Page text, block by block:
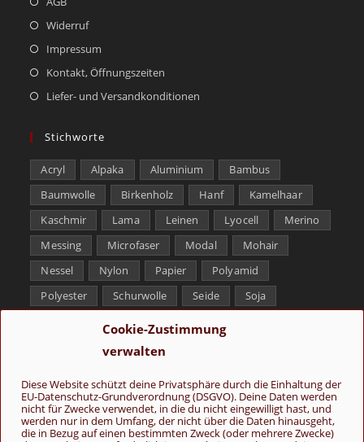
Cookie-Zustimmung
verwalten
Diese Website schützt deine Privatsphäre durch die Einhaltung der
EU-Datenschutz-Grundverordnung (DSGVO). Deine Daten werden
nicht für Zwecke verwendet, in die du nicht eingewilligt hast, und
werden nur in dem Umfang, der nicht über die Daten hinausgeht,
die in Bezug auf einen bestimmten Zweck (oder mehrere Zwecke)
Widerruf
Impressum
Kontakt, Öffnungszeiten
Liefer- und Versandkonditionen
Stichworte
Acryl Alpaka Aluminium
Bambus
Baumwolle
Birkenholz Hanf
Kamelhaar
Kaschmir
Lama Leinen Lyocell
Merino
Messing
Microfaser Modal
Mohair
Nessel
Nylon Papier
Polyamid
Polyester
Schurwolle Seide
Soja
Tencel
Yak
Folge uns